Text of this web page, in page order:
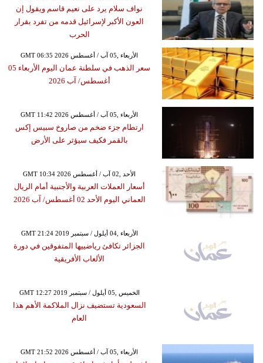
نواف سلام يرد على نعيم قاسم ويقول إن
العون الأكبر لإسرائيل قدمه من تفرد بقرار
الحرب
GMT 06:35 2026 الأربعاء ,05 آب / أغسطس
سعر الذهب في سلطنة عمان اليوم الأربعاء 05
أغسطس/ آب 2026
GMT 11:42 2026 الأربعاء ,05 آب / أغسطس
ارتطام جزء ضخم من صاروخ سبيس إكس
بالقمر فكيف سيؤثر على الأرض
GMT 10:34 2026 الأحد ,02 آب / أغسطس
أسعار العملات العربية والأجنبية أمام الريال
العماني اليوم الأحد 02 أغسطس/ آب 2026
GMT 21:24 2019 الأربعاء ,04 أيلول / سبتمبر
الجزائر تكافئ رياضييها المتفوقين في دورة
الألعاب الأفريقية
GMT 12:27 2019 الخميس ,05 أيلول / سبتمبر
السعودية تستضيف نزال الملاكمة الأهم هذا
العام
GMT 21:52 2026 الأربعاء ,05 آب / أغسطس